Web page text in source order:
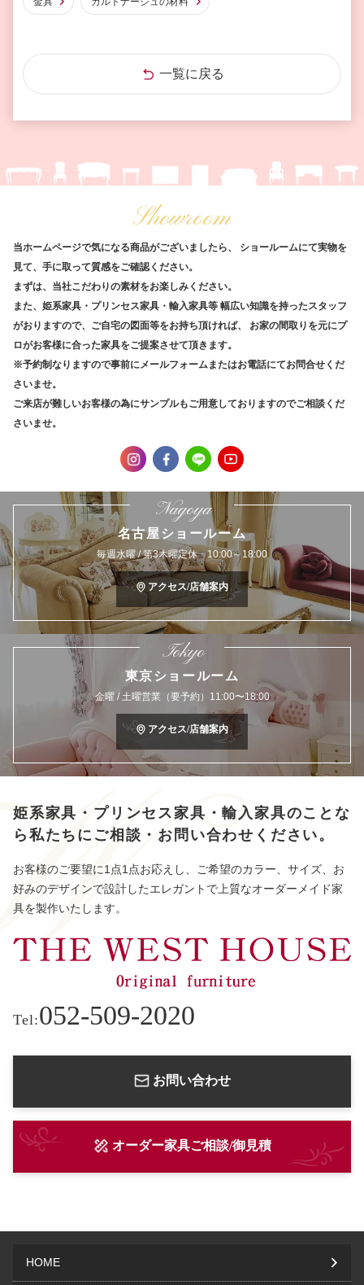
一覧に戻る
Showroom
当ホームページで気になる商品がございましたら、
ショールームにて実物を
見て、手に取って質感をご確認ください。
まずは、当社こだわりの素材をお楽しみください。
また、姫系家具・プリンセス家具・輸入家具等 幅広い知識を持ったスタッフ
がおりますので、ご自宅の図面等をお持ち頂ければ、
お家の間取りを元にプ
ロがお客様に合った家具をご提案させて頂きます。
※予約制なりますので事前にメールフォームまたはお電話にてお問合せくだ
さいませ。
ご来店が難しいお客様の為にサンプルもご用意しておりますのでご相談くだ
さいませ。
Nagoya
名古屋ショールーム
毎週水曜 / 第3木曜定休 10:00～18:00
アクセス/店舗案内
Tokyo
東京ショールーム
金曜 / 土曜営業（要予約）11:00〜18:00
アクセス/店舗案内
姫系家具・プリンセス家具・輸入家具のことな
ら 私たちにご相談・お問い合わせください。
お客様のご要望に1点1点お応えし、ご希望のカラー、サイズ、お
好みのデザインで設計したエレガントで上質なオーダーメイド家
具を製作いたします。
Tel:052-509-2020
お問い合わせ
オーダー家具ご相談/御見積
HOME